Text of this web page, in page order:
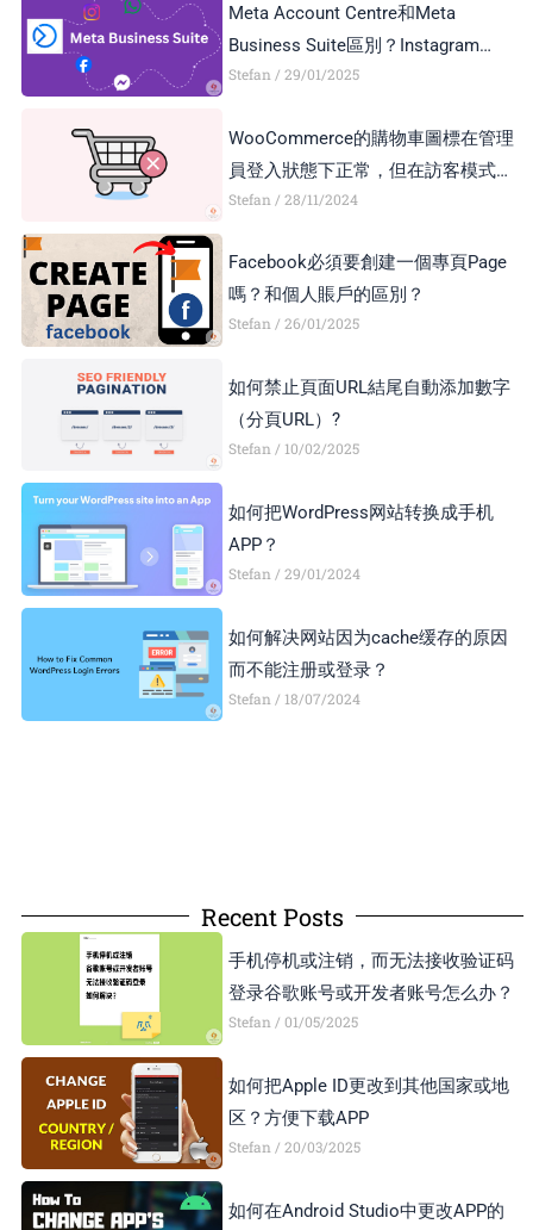
Meta Account Centre和Meta
Business Suite區別？Instagram
Business Account和Creator Account
Stefan 29/01/2025
WooCommerce的購物車圖標在管理
員登入狀態下正常，但在訪客模式下
顯示異常，如何解決？
Stefan 28/11/2024
Facebook必須要創建一個專頁Page
嗎？和個人賬戶的區別？
Stefan 26/01/2025
如何禁止頁面URL結尾自動添加數字
（分頁URL）?
Stefan 10/02/2025
如何把WordPress网站转换成手机
APP？
Stefan 29/01/2024
如何解决网站因为cache缓存的原因
而不能注册或登录？
Stefan 18/07/2024
Recent Posts
手机停机或注销，而无法接收验证码
登录谷歌账号或开发者账号怎么办？
Stefan 01/05/2025
如何把Apple ID更改到其他国家或地
区？方便下载APP
Stefan 20/03/2025
如何在Android Studio中更改APP的